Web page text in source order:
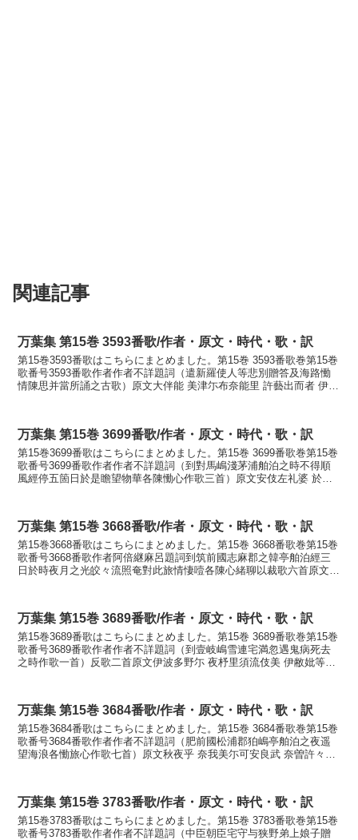
関連記事
万葉集 第15巻 3593番歌/作者・原文・時代・歌・訳
第15巻3593番歌はこちらにまとめました。第15巻 3593番歌巻第15巻
歌番号3593番歌作者作者不詳題詞（遣新羅使人等悲別贈答及海路慟
情陳思并當所誦之古歌）原文大伴能 美津尓布奈能里 許藝出而者 伊都
万葉集 第15巻 3699番歌/作者・原文・時代・歌・訳
第15巻3699番歌はこちらにまとめました。第15巻 3699番歌巻第15巻
歌番号3699番歌作者作者不詳題詞（到對馬嶋淺茅浦舶泊之時不得順
風經停五箇日於是瞻望物華各陳慟心作歌三首）原文安伎左礼婆 於久
万葉集 第15巻 3668番歌/作者・原文・時代・歌・訳
第15巻3668番歌はこちらにまとめました。第15巻 3668番歌巻第15巻
歌番号3668番歌作者阿倍継麻呂題詞到筑前國志麻郡之韓亭舶泊經三
日於時夜月之光皎々流照奄對此旅情悽噎各陳心緒聊以裁歌六首原文於
万葉集 第15巻 3689番歌/作者・原文・時代・歌・訳
第15巻3689番歌はこちらにまとめました。第15巻 3689番歌巻第15巻
歌番号3689番歌作者作者不詳題詞（到壹岐嶋雪連宅満忽遇鬼病死去
之時作歌一首）反歌二首原文伊波多野尓 夜杼里須流伎美 伊敝妣等乃
万葉集 第15巻 3684番歌/作者・原文・時代・歌・訳
第15巻3684番歌はこちらにまとめました。第15巻 3684番歌巻第15巻
歌番号3684番歌作者作者不詳題詞（肥前國松浦郡狛嶋亭舶泊之夜遥
望海浪各慟旅心作歌七首）原文秋夜乎 奈我美尓可安良武 奈曽許々波
万葉集 第15巻 3783番歌/作者・原文・時代・歌・訳
第15巻3783番歌はこちらにまとめました。第15巻 3783番歌巻第15巻
歌番号3783番歌作者作者不詳題詞（中臣朝臣宅守与狭野弟上娘子贈